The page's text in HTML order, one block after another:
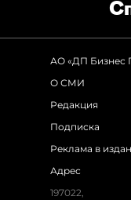
АО «ДП Бизнес
О СМИ
Редакция
Подписка
Реклама в
Адрес
197022,